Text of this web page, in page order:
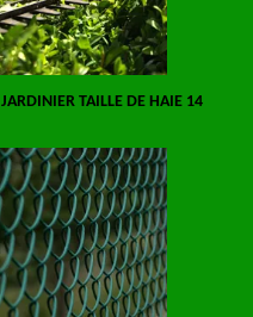
JARDINIER TAILLE DE HAIE 14